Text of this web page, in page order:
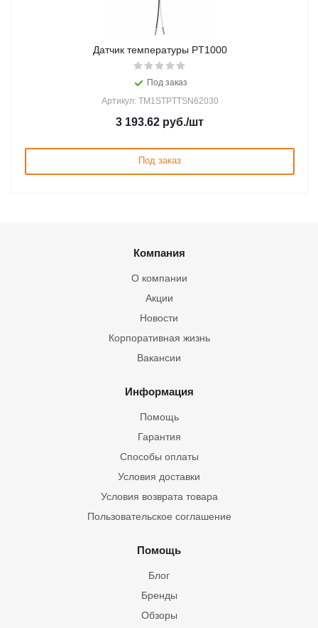
Датчик температуры PT1000
Под заказ
Артикул: TM1STPTTSN62030
3 193.62 руб./шт
Под заказ
Компания
О компании
Акции
Новости
Корпоративная жизнь
Вакансии
Информация
Помощь
Гарантия
Способы оплаты
Условия доставки
Условия возврата товара
Пользовательское соглашение
Помощь
Блог
Бренды
Обзоры